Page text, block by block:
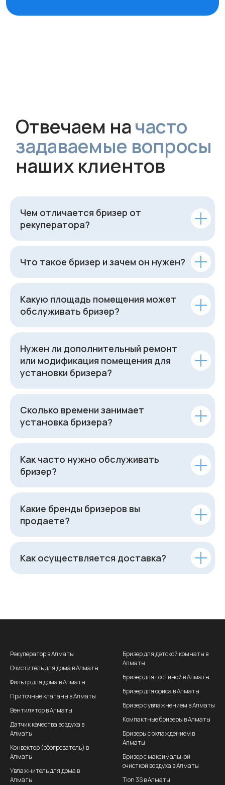
Чем отличается бризер от
рекуператора?
Что такое бризер и зачем он нужен?
Какую площадь помещения может
обслуживать бризер?
Нужен ли дополнительный ремонт
или модификация помещения для
установки бризера?
Сколько времени занимает
установка бризера?
Как часто нужно обслуживать
бризер?
Какие бренды бризеров вы
продаете?
Как осуществляется доставка?
Рекуператор в Алматы
Очиститель для дома в Алматы
Фильтр для дома в Алматы
Приточные клапаны в Алматы
Вентилятор в Алматы
Датчик качества воздуха в
Алматы
Конвектор (обогреватель) в
Алматы
Увлажнитель для дома в
Алматы
Бризер для детской комнаты в
Алматы
Бризер для гостиной в Алматы
Бризер для офиса в Алматы
Бризер с увлажнением в Алматы
Компактные бризеры в Алматы
Бризеры с охлаждением в
Алматы
Бризер с максимальной
очисткой воздуха в Алматы
Tion 3S в Алматы